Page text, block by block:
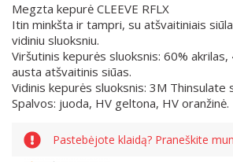
Megzta kepurė CLEEVE RFLX
Itin minkšta ir tampri, su atšvaitiniais
vidiniu sluoksniu.
Viršutinis kepurės sluoksnis: 60%
austa atšvaitinis siūas.
Vidinis kepurės sluoksnis: 3M Thinsulate
Spalvos: juoda, HV geltona, HV oranžinė.
Pastebėjote klaidą? Praneškite